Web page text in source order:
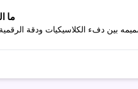
ما